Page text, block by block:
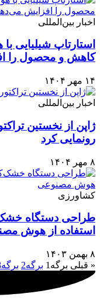
اخبار بین‌المللی
استارتاپ
کاهش و محصول را
۱۴ مهر ۱۴۰۴
اخبار بین‌المللی
ژاپن از نخستین
رونمایی کرد
۸ مهر ۱۴۰۴
کشاورزی
طراحی دستگاه
استفاده از هوش
۸ بهمن ۱۴۰۳
« قبلی برگه 1 برگه2 برگه